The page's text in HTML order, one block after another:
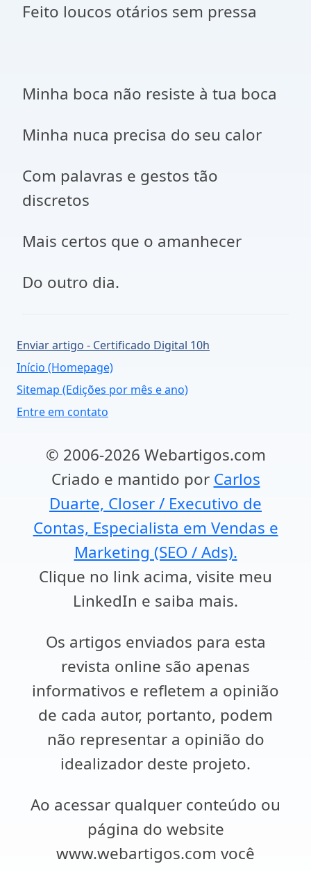
Feito loucos otários sem pressa
Minha boca não resiste à tua boca
Minha nuca precisa do seu calor
Com palavras e gestos tão
discretos
Mais certos que o amanhecer
Do outro dia.
Enviar artigo - Certificado Digital 10h
Início (Homepage)
Sitemap (Edições por mês e ano)
Entre em contato
© 2006-2026 Webartigos.com
Criado e mantido por Carlos
Duarte, Closer / Executivo de
Contas, Especialista em Vendas e
Marketing (SEO / Ads).
Clique no link acima, visite meu
LinkedIn e saiba mais.
Os artigos enviados para esta
revista online são apenas
informativos e refletem a opinião
de cada autor, portanto, podem
não representar a opinião do
idealizador deste projeto.
Ao acessar qualquer conteúdo ou
página do website
www.webartigos.com você